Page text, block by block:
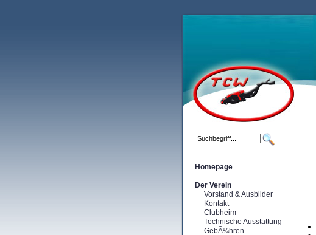
Homepage
Der Verein
Vorstand & Ausbilder
Kontakt
Clubheim
Technische Ausstattung
GebÃ¼hren